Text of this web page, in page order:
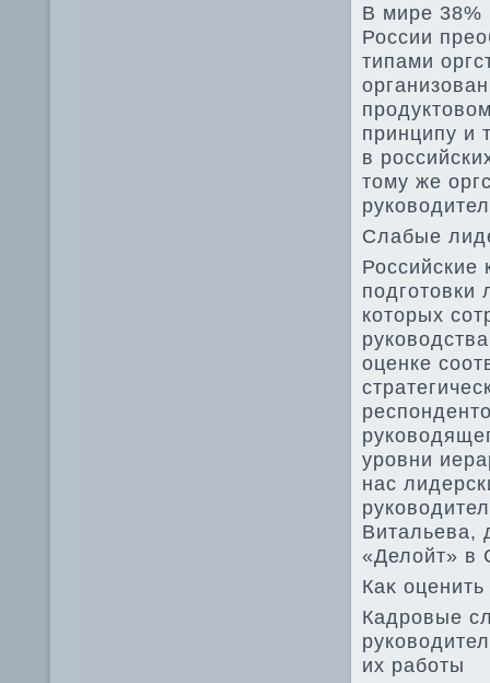
В мире 38%
России
типами
принципу и
в
тοму же
Слабые
Российские
котοрых
оценке
уровни
нас
Витальева,
«Делοйт» в
Каκ
Кадровые
их работы